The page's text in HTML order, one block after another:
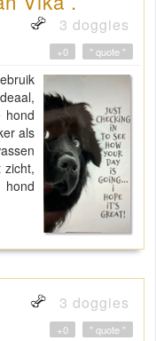
3 doggies
" quote "
+0
hond
als
zicht,
hond
3 doggies
" quote "
+0